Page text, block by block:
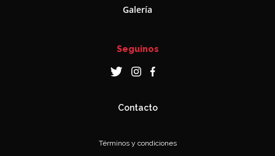
Galería
Seguinos
Contacto
Términos y condiciones